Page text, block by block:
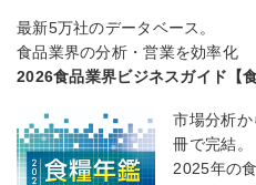
最新5万社のデータベース。
食品業界の分析・営業を効率化
2026食品業界ビジネスガイド【食
市場分析
冊で完結。
2025年の